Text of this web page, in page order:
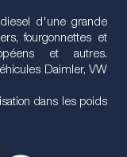
d'une grande
fourgonnettes et
et autres.
Daimler, VW
dans les poids